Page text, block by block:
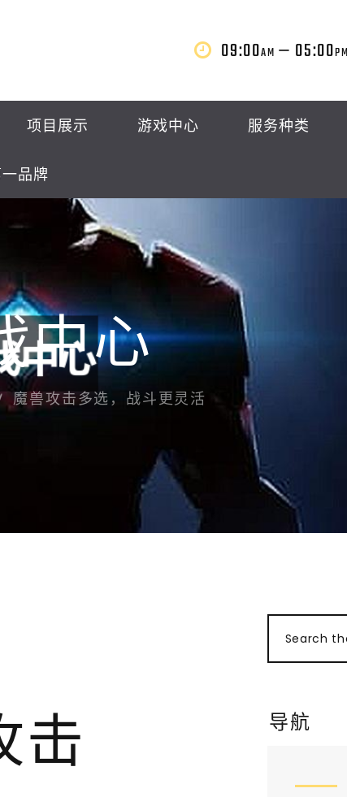
09:00AM — 05:00PM
项目展示 游戏中心 服务种类
品牌
中心
魔兽攻击多选，战斗更灵活
击
Search
导航